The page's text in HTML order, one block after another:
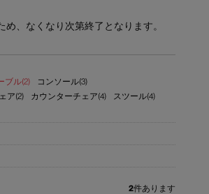
、なくなり次第終了となります。
ブル(2)
コンソール(3)
ア(2) カウンターチェア(4)
スツール(4)
2件あります